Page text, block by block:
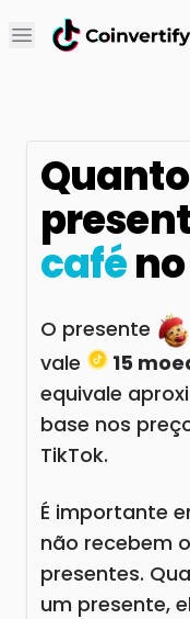
Open main menu
caféno
O presente
vale
15
equivale
base nos
TikTok.
É importante
não recebem
presentes.
um presente,